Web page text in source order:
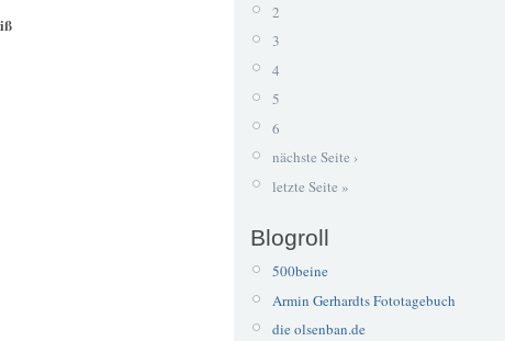
2
3
4
5
6
nächste Seite ›
letzte Seite »
Blogroll
500beine
Armin Gerhardts Fototagebuch
die olsenban.de